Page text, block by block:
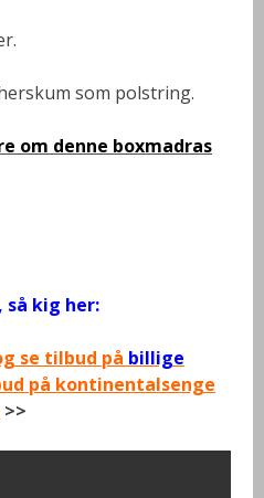
som polstring.
om denne boxmadras
så kig her:
se tilbud på billige
på kontinentalsenge
>>